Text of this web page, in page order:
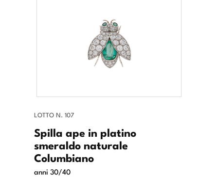
LOTTO N. 107
Spilla ape in platino
smeraldo naturale
Columbiano
anni 30/40